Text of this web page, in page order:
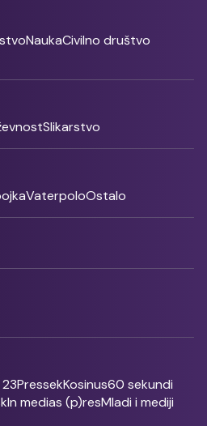
NaukaCivilno društvo
Slikarstvo
VaterpoloOstalo
PressekKosinus60 sekundi
In medias (p)resMladi i mediji